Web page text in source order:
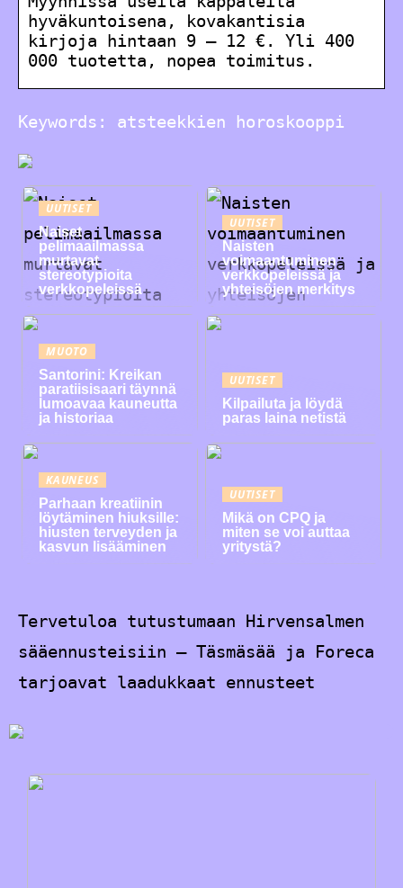
hyväkuntoisena, kovakantisia
kirjoja hintaan 9 – 12 €. Yli 400
000 tuotetta, nopea toimitus.
Keywords: atsteekkien horoskooppi
UUTISET
Naiset
pelimaailmassa
murtavat
stereotypioita
verkkopeleissä
UUTISET
Naisten
voimaantuminen
verkkopeleissä ja
yhteisöjen merkitys
MUOTO
Santorini: Kreikan
paratiisisaari täynnä
lumoavaa kauneutta
ja historiaa
UUTISET
Kilpailuta ja löydä
paras laina netistä
KAUNEUS
Parhaan kreatiinin
löytäminen hiuksille:
hiusten terveyden ja
kasvun lisääminen
UUTISET
Mikä on CPQ ja
miten se voi auttaa
yritystä?
Tervetuloa tutustumaan Hirvensalmen
sääennusteisiin – Täsmäsää ja Foreca
tarjoavat laadukkaat ennusteet